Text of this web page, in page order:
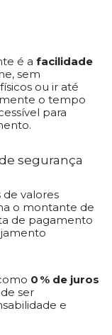
é a facilidade
sem
ou ir até
o tempo
para
segurança
de valores
o montante de
de pagamento
0 % de juros
ser
e